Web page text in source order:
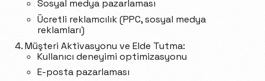
Sosyal medya pazarlaması
Ücretli reklamcılık (PPC, sosyal medya
reklamları)
Müşteri Aktivasyonu ve Elde Tutma:
Kullanıcı deneyimi optimizasyonu
E-posta pazarlaması